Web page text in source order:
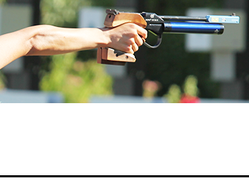
펜타TV 보도자료
각종 서식
자주 묻는 질문